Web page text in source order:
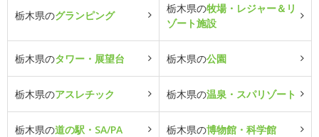
栃木県のグランピング
栃木県の牧場・レジャー＆リ
ゾート施設
栃木県のタワー・展望台 栃木県の公園
栃木県のアスレチック 栃木県の温泉・スパリゾート
栃木県の道の駅・SA/PA 栃木県の博物館・科学館